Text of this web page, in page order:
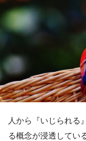
人から『いじられる
る概念が浸透してい